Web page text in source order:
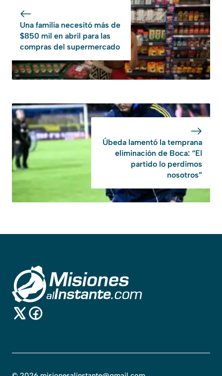
Una familia necesitó más de
$850 mil en abril para las
compras del supermercado
Úbeda lamentó la temprana
eliminación de Boca: “El
partido lo perdimos
nosotros”